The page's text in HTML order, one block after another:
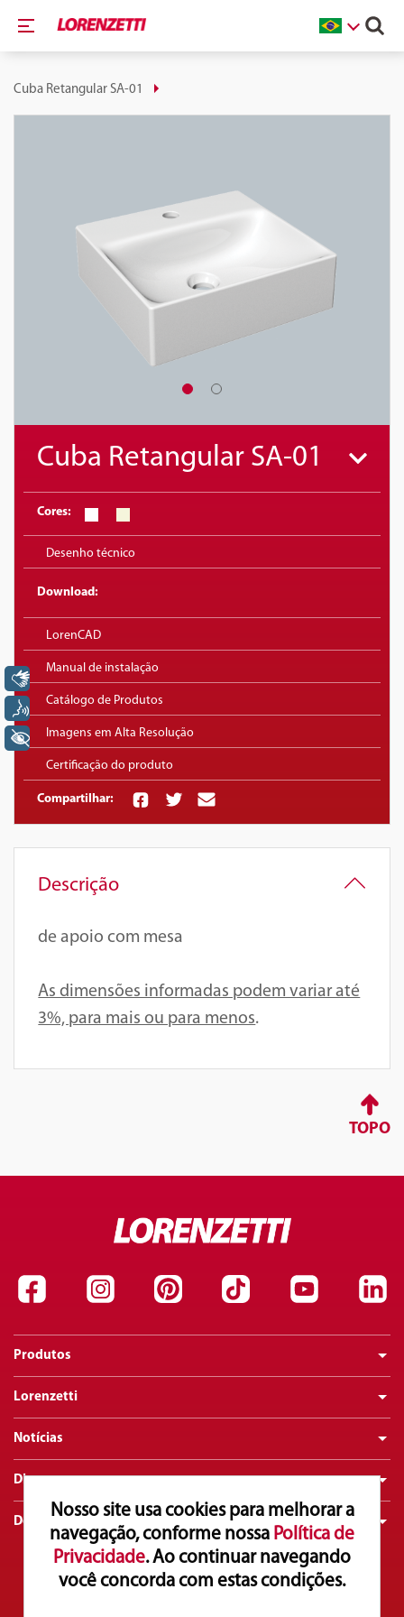
Nosso site usa cookies para melhorar a
navegação, conforme nossa Política de
Privacidade. Ao continuar navegando
você concorda com estas condições.
Cuba Retangular SA-01
Cuba Retangular SA-01
Cores:
Desenho técnico
Download:
LorenCAD
Manual de instalação
Catálogo de Produtos
Imagens em Alta Resolução
Certificação do produto
Compartilhar:
Descrição
de apoio com mesa
As dimensões informadas podem variar até
3%, para mais ou para menos.
TOPO
Produtos
Lorenzetti
Notícias
Dicas
Downloads
Atendimento ao Consumidor
Voz
+ Acessibilidade